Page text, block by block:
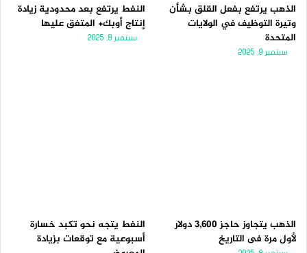
الذهب يرتفع بفعل القلق بشأن
وتيرة التوظيف في الولايات
المتحدة
سبتمبر 9, 2025
النفط يرتفع بعد محدودية زيادة
إنتاج أوبك+ المتفق عليها
سبتمبر 8, 2025
الذهب يتجاوز حاجز 3,600 دولار
لأول مرة فى التاريخ
النفط يتجه نحو تكبد خسارة
أسبوعية مع توقعات بزيادة